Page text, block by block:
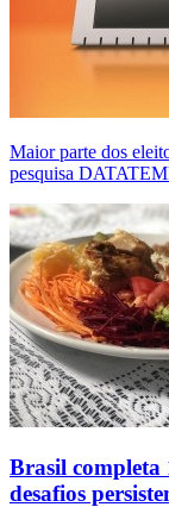
Maior parte dos
pesquisa
Brasil completa
desafios